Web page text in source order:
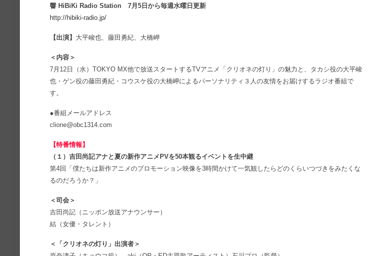
響 HiBiKi Radio Station 7月5日から毎週水曜日更新
http://hibiki-radio.jp/
【出演】 大平峻也、藤田勇紀、大橋岬
＜内容＞
7月12日（水）TOKYO MX他で放送スタートするTVアニメ「クリオネの灯り」の魅力と、タカシ役の大平峻
也・ゲン役の藤田勇紀・コウスケ役の大橋岬によるパーソナリティ３人の友情をお届けするラジオ番組で
す。
●番組メールアドレス
clione@obc1314.com
【特番情報】
（１）吉田尚記アナと夏の新作アニメPVを50本観るイベントを生中継
第4回「僕たちは新作アニメのプロモーション映像を3時間かけて一気観したらどのくらいつづきをみたくな
るのだろうか？」
＜司会＞
吉田尚記（ニッポン放送アナウンサー）
結（女優・タレント）
＜「クリオネの灯り」出演者＞